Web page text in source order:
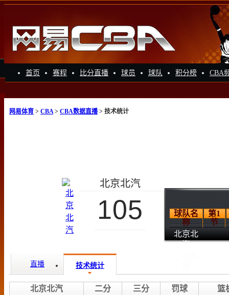
首页 赛程 比分直播 球员 球队 积分榜 CBA
网易体育 > CBA> CBA数据直播> 技术统计
北京北汽
105
球队名
称
第1
节
北京北
汽
直播 技术统计
北京北汽 二分 三分 罚球
篮